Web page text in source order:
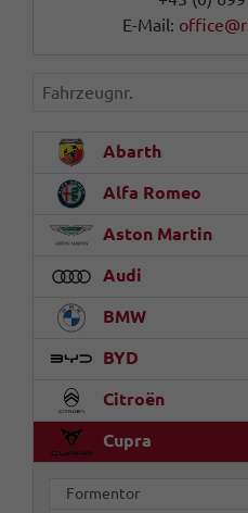
E-Mail:
Fahrzeugnr.
Abarth
Alfa Romeo
Aston Martin
Audi
BMW
BYD
Citroën
Cupra
Formentor